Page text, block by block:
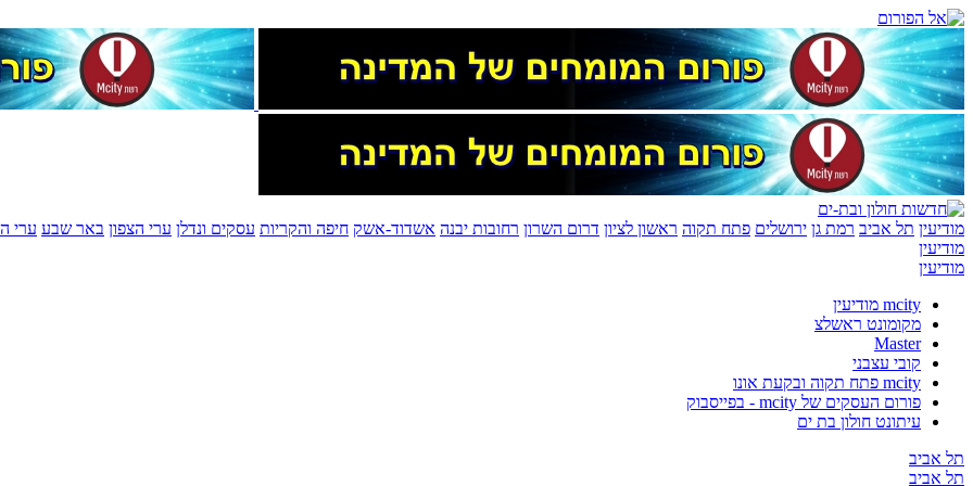
מודיעין תל אביב רמת גן ירושלים פתח תקוה ראשון לציון דרום השרון רחובות יבנה אשדוד-אשק חיפה והקריות עסקים ונדלן ערי הצפון באר שבע ערי
מודיעין
מודיעין
mcity מודיעין
מקומונט ראשלצ
Master
קובי עצבני
mcity פתח תקוה ובקעת אונו
פורום העסקים של mcity - בפייסבוק
עיתונט חולון בת ים
תל אביב
תל אביב